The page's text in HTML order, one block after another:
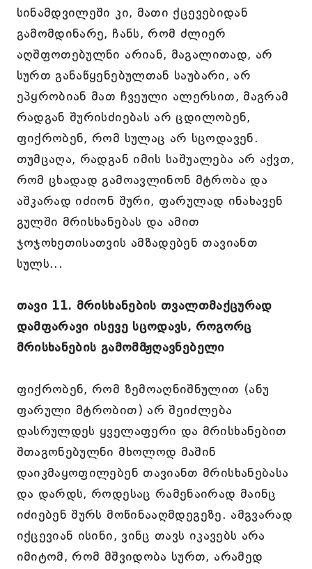
სინამდვილეში კი, მათი ქცევებიდან
გამომდინარე, ჩანს, რომ ძლიერ
აღშფოთებულნი არიან, მაგალითად, არ
სურთ განაწყენებულთან საუბარი, არ
ეპყრობიან მათ ჩვეული ალერსით, მაგრამ
რადგან შურისძიებას არ ცდილობენ,
ფიქრობენ, რომ სულაც არ სცოდავენ.
თუმცაღა, რადგან იმის საშუალება არ აქვთ,
რომ ცხადად გამოავლინონ მტრობა და
აშკარად იძიონ შური, ფარულად ინახავენ
გულში მრისხანებას და ამით
ჯოჯოხეთისათვის ამზადებენ თავიანთ
სულს...
თავი 11. მრისხანების თვალთმაქცურად
დამფარავი ისევე სცოდავს, როგორც
მრისხანების გამომმჟღავნებელი
ფიქრობენ, რომ ზემოაღნიშნულით (ანუ
ფარული მტრობით) არ შეიძლება
დასრულდეს ყველაფერი და მრისხანებით
შთაგონებულნი მხოლოდ მაშინ
დაიკმაყოფილებენ თავიანთ მრისხანებასა
და დარდს, როდესაც რამენაირად მაინც
იძიებენ შურს მოწინააღმდეგეზე. ამგვარად
იქცევიან ისინი, ვინც თავს იკავებს არა
იმიტომ, რომ მშვიდობა სურთ, არამედ